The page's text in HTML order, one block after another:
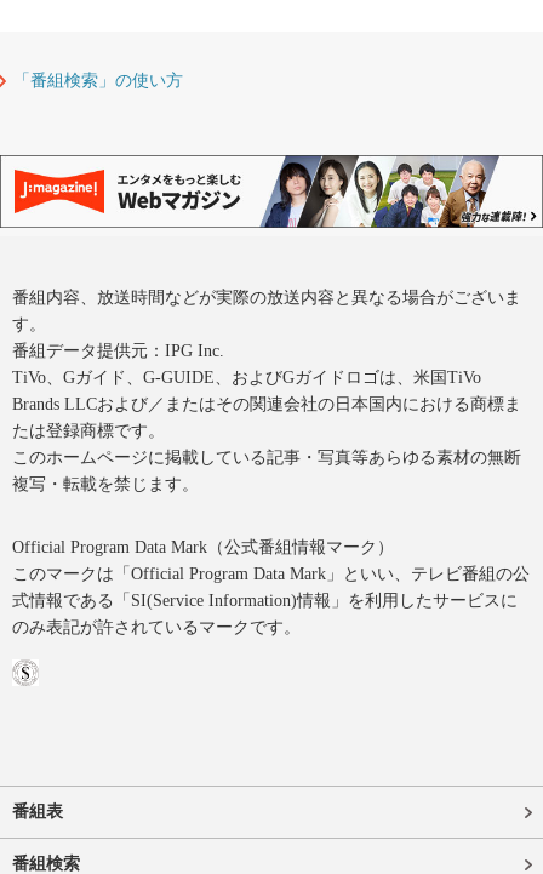
「番組検索」の使い方
番組内容、放送時間などが実際の放送内容と異なる場合がございま
す。
番組データ提供元：IPG Inc.
TiVo、Gガイド、G-GUIDE、およびGガイドロゴは、米国TiVo
Brands LLCおよび／またはその関連会社の日本国内における商標ま
たは登録商標です。
このホームページに掲載している記事・写真等あらゆる素材の無断
複写・転載を禁じます。
Official Program Data Mark（公式番組情報マーク）
このマークは「Official Program Data Mark」といい、テレビ番組の公
式情報である「SI(Service Information)情報」を利用したサービスに
のみ表記が許されているマークです。
番組表
番組検索